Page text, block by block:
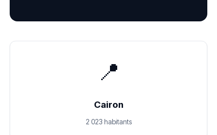
📍
Cairon
2 023 habitants